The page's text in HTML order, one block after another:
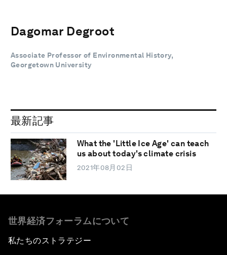
Dagomar Degroot
Associate Professor of Environmental History,
Georgetown University
最新記事
What the 'Little Ice Age' can teach
us about today's climate crisis
2021年08月02日
世界経済フォーラムについて
私たちのストラテジー